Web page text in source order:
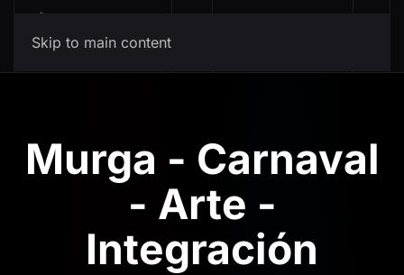
Skip to main content
Murga - Carnaval
- Arte -
Integración